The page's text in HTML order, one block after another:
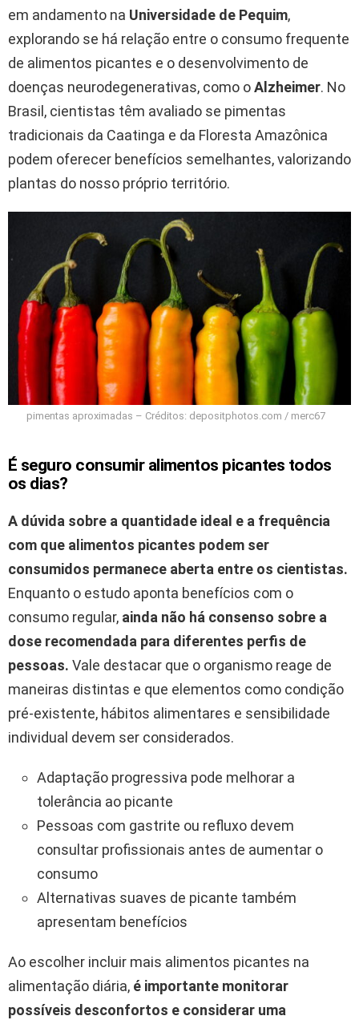
em andamento na Universidade de Pequim,
explorando se há relação entre o consumo frequente
de alimentos picantes e o desenvolvimento de
doenças neurodegenerativas, como oAlzheimer. No
Brasil, cientistas têm avaliado se pimentas
tradicionais da Caatinga e da Floresta Amazônica
podem oferecer benefícios semelhantes, valorizando
plantas do nosso próprio território.
pimentas aproximadas – Créditos: depositphotos.com / merc67
É seguro consumir alimentos picantes todos
os dias?
A dúvida sobre a quantidade ideal e a frequência
com que alimentos picantes podem ser
consumidos permanece aberta entre os cientistas.
Enquanto o estudo aponta benefícios com o
consumo regular, ainda não há consenso sobre a
dose recomendada para diferentes perfis de
pessoas. Vale destacar que o organismo reage de
maneiras distintas e que elementos como condição
pré-existente, hábitos alimentares e sensibilidade
individual devem ser considerados.
Adaptação progressiva pode melhorar a
tolerância ao picante
Pessoas com gastrite ou refluxo devem
consultar profissionais antes de aumentar o
consumo
Alternativas suaves de picante também
apresentam benefícios
Ao escolher incluir mais alimentos picantes na
alimentação diária, é importante monitorar
possíveis desconfortos e considerar uma